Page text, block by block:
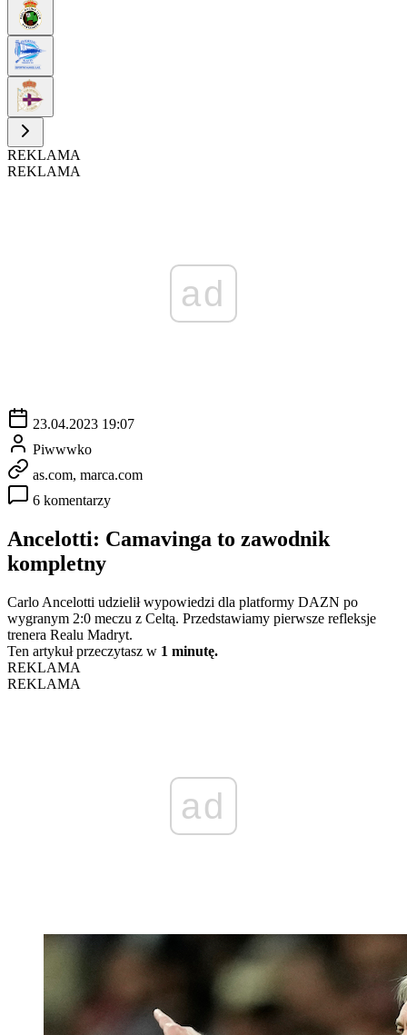
REKLAMA
REKLAMA
ad
23.04.2023 19:07
Piwwwko
as.com, marca.com
6 komentarzy
Ancelotti: Camavinga to zawodnik
kompletny
Carlo Ancelotti udzielił wypowiedzi dla platformy DAZN po
wygranym 2:0 meczu z Celtą. Przedstawiamy pierwsze refleksje
trenera Realu Madryt.
Ten artykuł przeczytasz w 1 minutę.
REKLAMA
REKLAMA
ad